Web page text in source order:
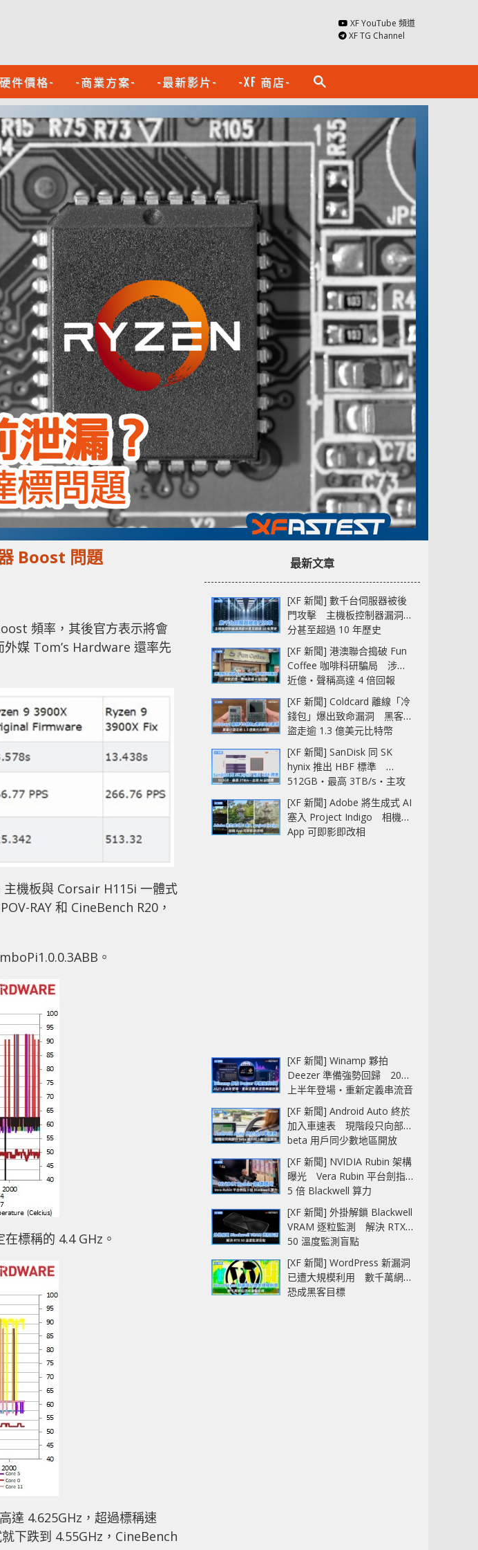
XF YouTube 頻道
XF TG Channel
件價格- -商業方案- -最新影片- -XF 商店- search
Boost 問題
頻率，其後官方表示將會
媒 Tom’s Hardware 還率先
主機板與 Corsair H115i 一體式
RAY 和 CineBench R20，
。
標稱的 4.4 GHz。
達 4.625GHz，超過標稱速
下跌到 4.55GHz，CineBench
最新文章
[XF 新聞] 數千台伺服器被後
門攻擊 主機板控制器漏洞部
分甚至超過 10 年歷史
[XF 新聞] 港澳聯合搗破 Fun
Coffee 咖啡科研騙局 涉款
近億‧聲稱高達 4 倍回報
[XF 新聞] Coldcard 離線「冷
錢包」爆出致命漏洞 黑客已
盜走逾 1.3 億美元比特幣
[XF 新聞] SanDisk 同 SK
hynix 推出 HBF 標準
512GB‧最高 3TB/s‧主攻
AI 記憶體
[XF 新聞] Adobe 將生成式 AI
塞入 Project Indigo 相機
App 可即影即改相
[XF 新聞] Winamp 夥拍
Deezer 準備強勢回歸 2027
上半年登場‧重新定義串流音
樂播放器
[XF 新聞] Android Auto 終於
加入車速表 現階段只向部分
beta 用戶同少數地區開放
[XF 新聞] NVIDIA Rubin 架構
曝光 Vera Rubin 平台劍指
5 倍 Blackwell 算力
[XF 新聞] 外掛解鎖 Blackwell
VRAM 逐粒監測 解決 RTX
50 溫度監測盲點
[XF 新聞] WordPress 新漏洞
已遭大規模利用 數千萬網站
恐成黑客目標